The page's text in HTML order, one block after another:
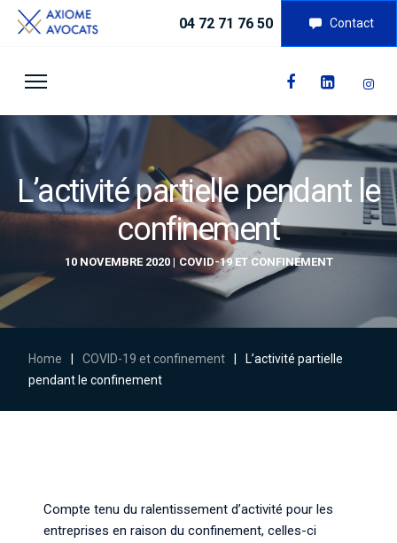
04 72 71 76 50 Contact
L’activité partielle pendant le
confinement
10 NOVEMBRE 2020 COVID-19 ET CONFINEMENT
Home COVID-19 et confinement
L’activité partielle
pendant le confinement
Compte tenu du ralentissement d’activité pour les
entreprises en raison du confinement, celles-ci